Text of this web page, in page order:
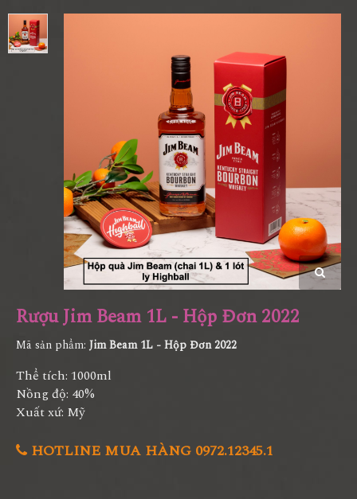
Rượu Jim Beam 1L - Hộp Đơn 2022
Mã sản phẩm: Jim Beam 1L - Hộp Đơn 2022
Thể tích: 1000ml
Nồng độ: 40%
Xuất xứ: Mỹ
HOTLINE MUA HÀNG 0972.12345.1